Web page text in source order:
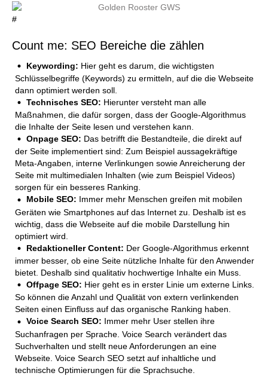
#
Count me: SEO Bereiche die zählen
Keywording: Hier geht es darum, die wichtigsten
Schlüsselbegriffe (Keywords) zu ermitteln, auf die die Webseite
dann optimiert werden soll.
Technisches SEO: Hierunter versteht man alle
Maßnahmen, die dafür sorgen, dass der Google-Algorithmus
die Inhalte der Seite lesen und verstehen kann.
Onpage SEO: Das betrifft die Bestandteile, die direkt auf
der Seite implementiert sind: Zum Beispiel aussagekräftige
Meta-Angaben, interne Verlinkungen sowie Anreicherung der
Seite mit multimedialen Inhalten (wie zum Beispiel Videos)
sorgen für ein besseres Ranking.
Mobile SEO: Immer mehr Menschen greifen mit mobilen
Geräten wie Smartphones auf das Internet zu. Deshalb ist es
wichtig, dass die Webseite auf die mobile Darstellung hin
optimiert wird.
Redaktioneller Content: Der Google-Algorithmus erkennt
immer besser, ob eine Seite nützliche Inhalte für den Anwender
bietet. Deshalb sind qualitativ hochwertige Inhalte ein Muss.
Offpage SEO: Hier geht es in erster Linie um externe Links.
So können die Anzahl und Qualität von extern verlinkenden
Seiten einen Einfluss auf das organische Ranking haben.
Voice Search SEO: Immer mehr User stellen ihre
Suchanfragen per Sprache. Voice Search verändert das
Suchverhalten und stellt neue Anforderungen an eine
Webseite. Voice Search SEO setzt auf inhaltliche und
technische Optimierungen für die Sprachsuche.